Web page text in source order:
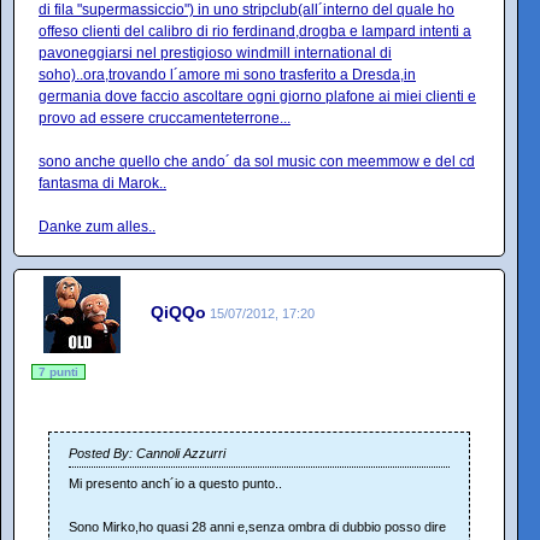
di fila "supermassiccio") in uno stripclub(all´interno del quale ho
offeso clienti del calibro di rio ferdinand,drogba e lampard intenti a
pavoneggiarsi nel prestigioso windmill international di
soho)..ora,trovando l´amore mi sono trasferito a Dresda,in
germania dove faccio ascoltare ogni giorno plafone ai miei clienti e
provo ad essere cruccamenteterrone...
sono anche quello che ando´ da sol music con meemmow e del cd
fantasma di Marok..
Danke zum alles..
QiQQo 15/07/2012, 17:20
7 punti
Posted By: Cannoli Azzurri
Mi presento anch´io a questo punto..
Sono Mirko,ho quasi 28 anni e,senza ombra di dubbio posso dire